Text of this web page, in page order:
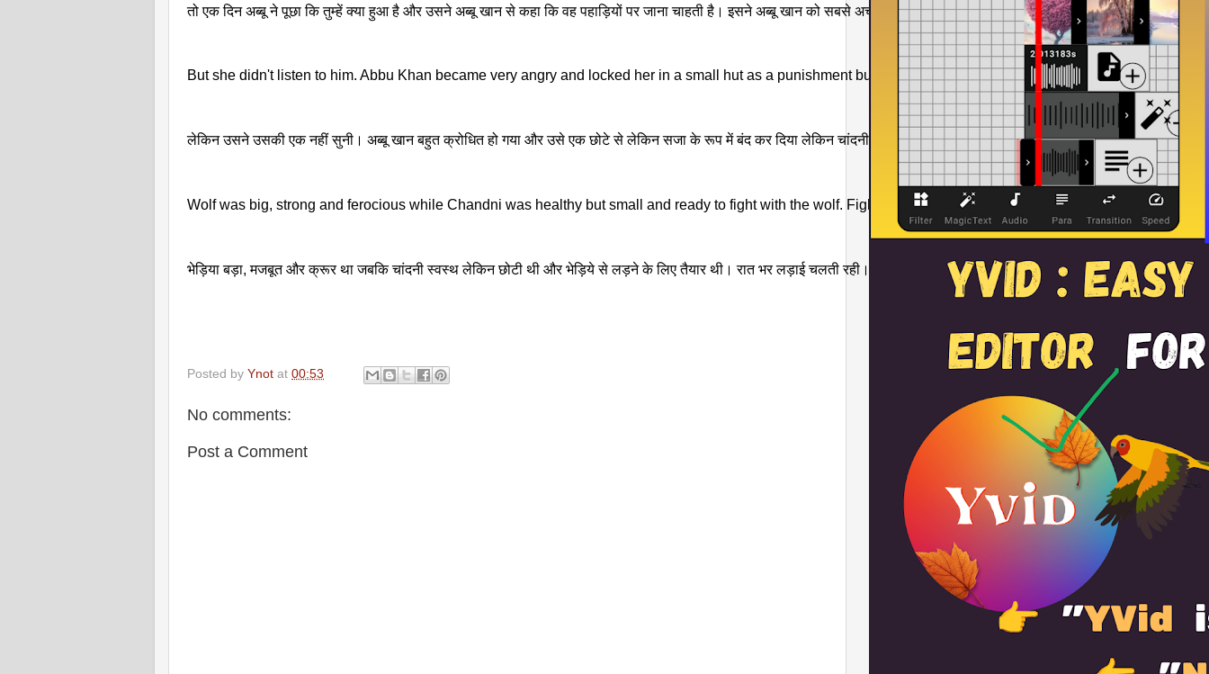
तो एक दिन अब्बू ने पूछा कि तुम्हें क्या हुआ है और उसने अब्बू खान से कहा कि वह पहाड़ियों पर जाना चाहती है। इसने अब्बू खान को सबसे अच्छे भोजन और प्यार के बावजूद बहुत दुखी किया, जिसे वह अभी भी
But she didn't listen to him. Abbu Khan became very angry and locked her in a small hut as a punishment but Chandni ran away from the small hut to the
लेकिन उसने उसकी एक नहीं सुनी। अब्बू खान बहुत क्रोधित हो गया और उसे एक छोटे से लेकिन सजा के रूप में बंद कर दिया लेकिन चांदनी छोटी सी झोपड़ी से दूर पहाड़ियों की ओर भाग गई। वह बहुत खुश
Wolf was big, strong and ferocious while Chandni was healthy but small and ready to fight with the wolf. Fight continued the whole night. Chandani was fully
भेड़िया बड़ा, मजबूत और क्रूर था जबकि चांदनी स्वस्थ लेकिन छोटी थी और भेड़िये से लड़ने के लिए तैयार थी। रात भर लड़ाई चलती रही। चांदनी पूरी तरह से खून से लथपथ थी और भेड़िया भी सो गया और
Posted by Ynot at 00:53
No comments:
Post a Comment